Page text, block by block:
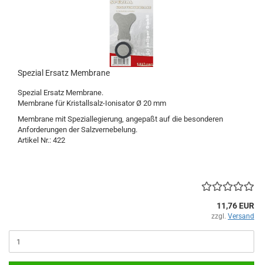
Spezial Ersatz Membrane
Spezial Ersatz Membrane.
Membrane für Kristallsalz-Ionisator Ø 20 mm
Membrane mit Speziallegierung, angepaßt auf die besonderen
Anforderungen der Salzvernebelung.
Artikel Nr.: 422
11,76 EUR
zzgl. Versand